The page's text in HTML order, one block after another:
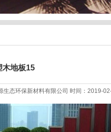
木地板15
态环保新材料有限公司 时间：2019-